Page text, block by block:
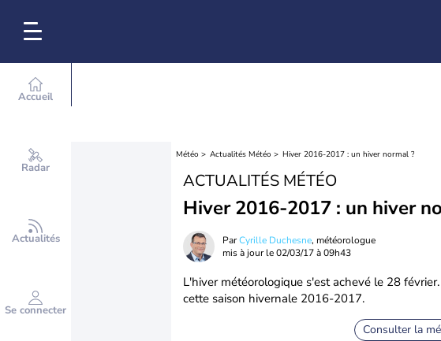
Accueil
Radar
Actualités
Se connecter
Météo Actualités Météo Hiver 2016-2017 : un hiver normal ?
ACTUALITÉS MÉTÉO
Hiver 2016-2017 : un hiver
ParCyrille Duchesne, météorologue
mis à jour le02/03/17 à 09h43
L'hiver météorologique s'est achevé le 28
cette saison hivernale 2016-2017.
Consulter la